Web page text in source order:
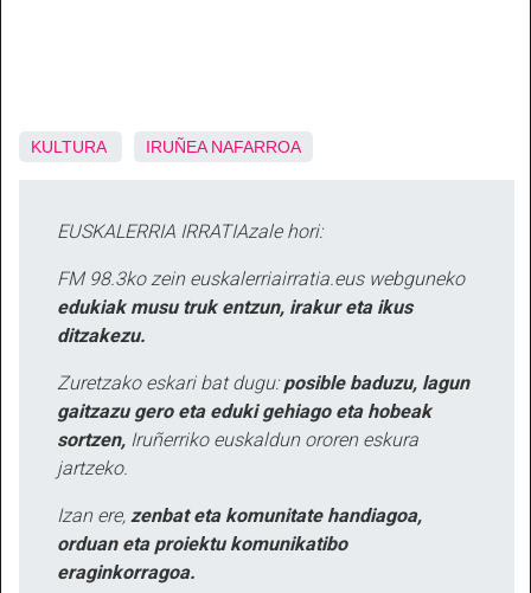
KULTURA IRUÑEA NAFARROA
EUSKALERRIA IRRATIAzale hori:
FM 98.3ko zein euskalerriairratia.eus webguneko
edukiak musu truk entzun, irakur eta ikus
ditzakezu.
Zuretzako eskari bat dugu: posible baduzu, lagun
gaitzazu gero eta eduki gehiago eta hobeak
sortzen, Iruñerriko euskaldun ororen eskura
jartzeko.
Izan ere, zenbat eta komunitate handiagoa,
orduan eta proiektu komunikatibo
eraginkorragoa.